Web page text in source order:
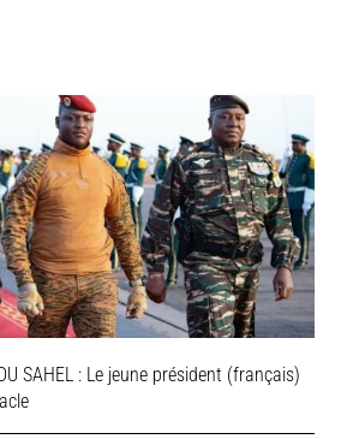
SAHEL : Le jeune président (français)